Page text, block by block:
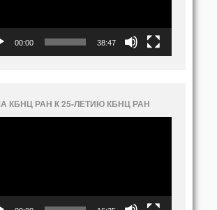
00:00 38:47
КБНЦ РАН К 25-ЛЕТИЮ КБНЦ РАН